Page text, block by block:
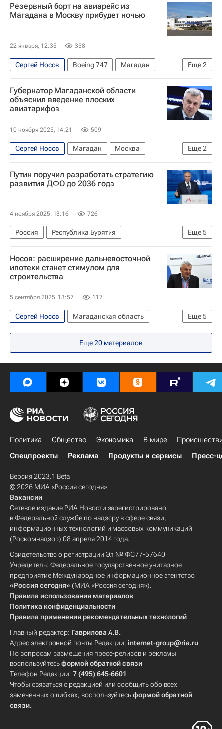
Резервный борт на авиарейс из
Магадана в Москву прибудет ночью
22 января, 12:35 358
Еще2
Сергей Носов Boeing 747
Магадан
Москва
Магаданская область
Губернатор Магаданской области
объяснил введение плоских
авиатарифов
10 ноября 2025, 14:21 509
Еще2
Сергей Носов Магадан
Москва
Россия
Аэрофлот
Путин поручил разработать стратегию
развития ДФО до 2036 года
4 ноября 2025, 13:16 726
Еще5
Россия
Республика Бурятия
Забайкальский край
Владимир Путин
Михаил Мишустин
Алексей Цыденов
Политика
Носов: расширение дальневосточной
ипотеки станет стимулом для
строительства
5 сентября 2025, 13:57 117
Еще5
Сергей Носов
Магаданская область
Россия
Дальний Восток
Владимир Путин
Дальневосточный федеральный университет
ВЭФ-2025
Еще20 материалов
Политика Общество Экономика В мире
Спецпроекты
Реклама Продукты и сервисы Пресс-
Версия 2023.1 Beta
© 2026 МИА «Россия сегодня»
Вакансии
Сетевое издание РИА Новости зарегистрировано
в Федеральной службе по надзору в сфере связи,
информационных технологий и массовых коммуникаций
(Роскомнадзор) 08 апреля 2014 года.
Свидетельство о регистрации Эл № ФС77-57640
Учредитель: Федеральное государственное унитарное
предприятие Международное информационное агентство
«Россия сегодня» (МИА «Россия сегодня»).
Правила использования материалов
Политика конфиденциальности
Правила применения рекомендательных технологий
Главный редактор: Гаврилова А.В.
Адрес электронной почты Редакции: internet-group@ria.ru
По вопросам размещения пресс-релизов и рекламы
воспользуйтесьформой обратной связи
Телефон Редакции: 7 (495) 645-6601
Чтобы связаться с редакцией или сообщить обо всех
замеченных ошибках, воспользуйтесьформой обратной
связи.